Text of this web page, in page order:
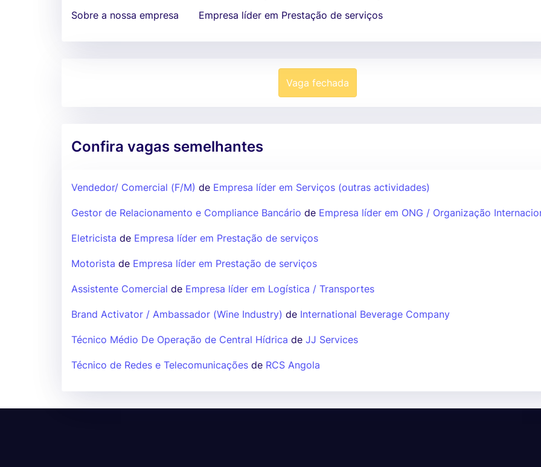
Sobre a nossa empresa Empresa líder em Prestação de serviços
Vaga fechada
Confira vagas semelhantes
Vendedor/ Comercial (F/M) de Empresa líder em Serviços (outras actividades)
Gestor de Relacionamento e Compliance Bancário de Empresa líder em ONG / Organização
Eletricista de Empresa líder em Prestação de serviços
Motorista de Empresa líder em Prestação de serviços
Assistente Comercial de Empresa líder em Logística / Transportes
Brand Activator / Ambassador (Wine Industry) de International Beverage Company
Técnico Médio De Operação de Central Hídrica de JJ Services
Técnico de Redes e Telecomunicações de RCS Angola